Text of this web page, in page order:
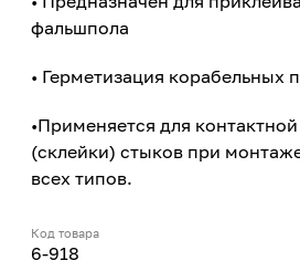
фальшпола
• Герметизация корабельных
•Применяется для
(склейки) стыков при
всех типов.
Код товара
6-918